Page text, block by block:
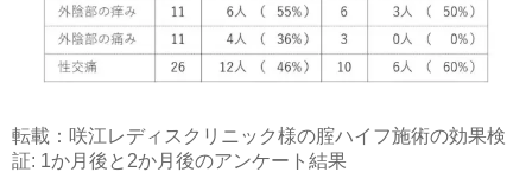
転載：咲江レディスクリニック様の腟ハイフ施術の効果検
証: 1か月後と2か月後のアンケート結果